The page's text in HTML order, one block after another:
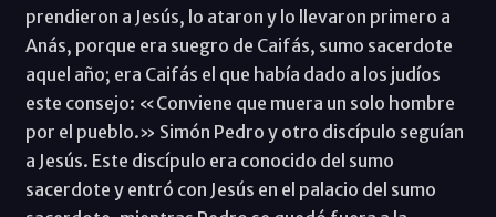
prendieron a Jesús, lo ataron y lo llevaron primero a
Anás, porque era suegro de Caifás, sumo sacerdote
aquel año; era Caifás el que había dado a los judíos
este consejo: «Conviene que muera un solo hombre
por el pueblo.» Simón Pedro y otro discípulo seguían
a Jesús. Este discípulo era conocido del sumo
sacerdote y entró con Jesús en el palacio del sumo